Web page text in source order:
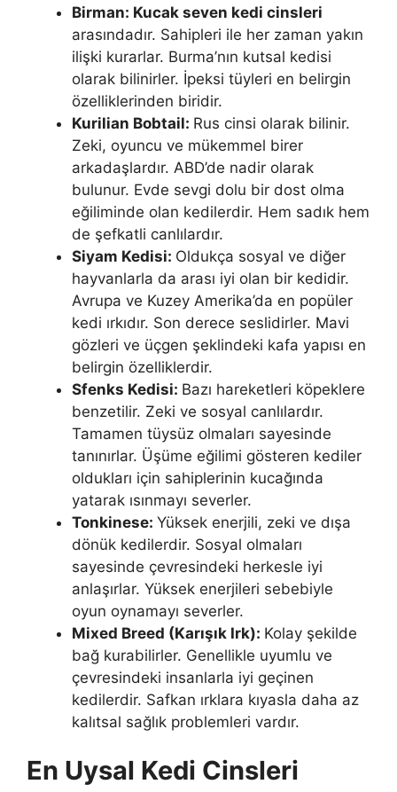
Birman: Kucak seven kedi cinsleri
arasındadır. Sahipleri ile her zaman yakın
ilişki kurarlar. Burma’nın kutsal kedisi
olarak bilinirler. İpeksi tüyleri en belirgin
özelliklerinden biridir.
Kurilian Bobtail: Rus cinsi olarak bilinir.
Zeki, oyuncu ve mükemmel birer
arkadaşlardır. ABD’de nadir olarak
bulunur. Evde sevgi dolu bir dost olma
eğiliminde olan kedilerdir. Hem sadık hem
de şefkatli canlılardır.
Siyam Kedisi: Oldukça sosyal ve diğer
hayvanlarla da arası iyi olan bir kedidir.
Avrupa ve Kuzey Amerika’da en popüler
kedi ırkıdır. Son derece seslidirler. Mavi
gözleri ve üçgen şeklindeki kafa yapısı en
belirgin özelliklerdir.
Sfenks Kedisi: Bazı hareketleri köpeklere
benzetilir. Zeki ve sosyal canlılardır.
Tamamen tüysüz olmaları sayesinde
tanınırlar. Üşüme eğilimi gösteren kediler
oldukları için sahiplerinin kucağında
yatarak ısınmayı severler.
Tonkinese: Yüksek enerjili, zeki ve dışa
dönük kedilerdir. Sosyal olmaları
sayesinde çevresindeki herkesle iyi
anlaşırlar. Yüksek enerjileri sebebiyle
oyun oynamayı severler.
Mixed Breed (Karışık Irk): Kolay şekilde
bağ kurabilirler. Genellikle uyumlu ve
çevresindeki insanlarla iyi geçinen
kedilerdir. Safkan ırklara kıyasla daha az
kalıtsal sağlık problemleri vardır.
En Uysal Kedi Cinsleri